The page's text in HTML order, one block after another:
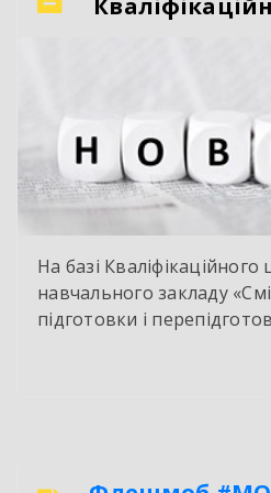
На базі
навчального закладу
підготовки і
оцінювання і визнання
присвоєння ІІ-го розряду